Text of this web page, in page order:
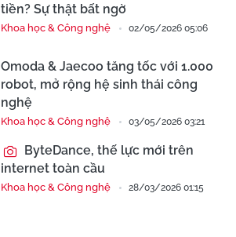
tiền? Sự thật bất ngờ
Khoa học & Công nghệ 02/05/2026 05:06
Omoda & Jaecoo tăng tốc với 1.000
robot, mở rộng hệ sinh thái công
nghệ
Khoa học & Công nghệ 03/05/2026 03:21
ByteDance, thế lực mới trên
internet toàn cầu
Khoa học & Công nghệ 28/03/2026 01:15